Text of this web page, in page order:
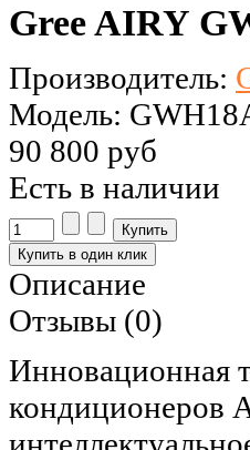
Gree AIRY
Производитель:
Модель:
90 800 руб
Есть в наличии
Описание
Отзывы (0)
Инновационная
кондиционеров